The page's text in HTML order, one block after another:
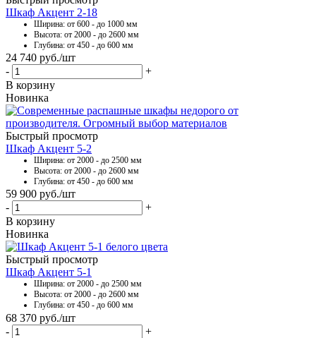
Шкаф Акцент 2-18
Ширина: от 600 - до 1000 мм
Высота: от 2000 - до 2600 мм
Глубина: от 450 - до 600 мм
24 740 руб./шт
-
+
В корзину
Новинка
Быстрый просмотр
Шкаф Акцент 5-2
Ширина: от 2000 - до 2500 мм
Высота: от 2000 - до 2600 мм
Глубина: от 450 - до 600 мм
59 900 руб./шт
-
+
В корзину
Новинка
Быстрый просмотр
Шкаф Акцент 5-1
Ширина: от 2000 - до 2500 мм
Высота: от 2000 - до 2600 мм
Глубина: от 450 - до 600 мм
68 370 руб./шт
-
+